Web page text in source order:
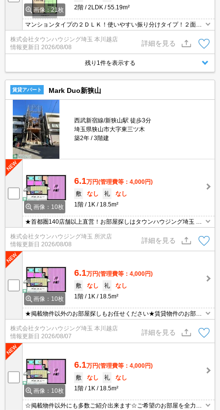
画像：21枚
2階
2LDK 55.19m²
マンションタイプの２ＤＬＫ！使いやすい振り分けタイプ！２面バ
ルコニーで採光面も充実しております。
株式会社タウンハウジング埼玉 本川越店
情報更新日 2026/08/08
詳細を見る
残り1件を表示する
賃貸アパート Mark Duo新狭山
西武新宿線/新狭山駅 徒歩3分
埼玉県狭山市大字東三ツ木
築2年
3階建
画像：10枚
6.1万円(管理費等：4,000円)
敷
なし 礼
なし
1階
1K 18.5m²
★首都圏140店舗以上直営！お部屋探しはタウンハウジング埼玉 所
沢店へ★
株式会社タウンハウジング埼玉 所沢店
情報更新日 2026/08/08
詳細を見る
画像：10枚
6.1万円(管理費等：4,000円)
敷
なし 礼
なし
1階
1K 18.5m²
★掲載物件以外のお部屋探しもお任せください★賃貸物件のお部屋
探しはタウンハウジングへ★
株式会社タウンハウジング埼玉 本川越店
情報更新日 2026/08/07
詳細を見る
画像：10枚
6.1万円(管理費等：4,000円)
敷
なし 礼
なし
1階
1K 18.5m²
☆掲載物件以外にも多数ご紹介出来ます☆ご希望のお部屋を全力で